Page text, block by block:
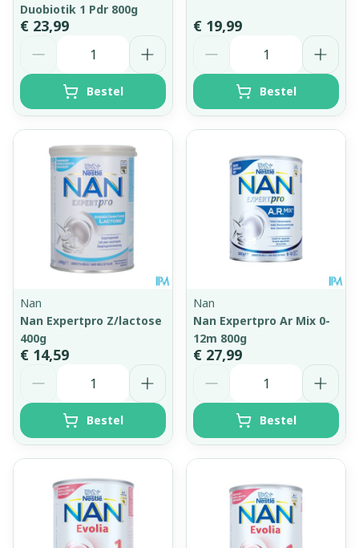
Duobiotik 1 Pdr 800g
€ 23,99
Bestel
€ 19,99
Bestel
Nan
Nan Expertpro Z/lactose
400g
€ 14,59
Bestel
Nan
Nan Expertpro Ar Mix 0-
12m 800g
€ 27,99
Bestel